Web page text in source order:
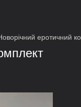
еротичний